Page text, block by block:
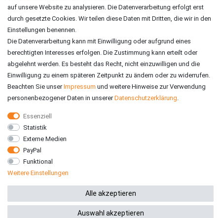
VERSAND
auf unsere Website zu analysieren. Die Datenverarbeitung erfolgt erst
durch gesetzte Cookies. Wir teilen diese Daten mit Dritten, die wir in den
Einstellungen benennen.
Die Datenverarbeitung kann mit Einwilligung oder aufgrund eines
berechtigten Interesses erfolgen. Die Zustimmung kann erteilt oder
abgelehnt werden. Es besteht das Recht, nicht einzuwilligen und die
Einwilligung zu einem späteren Zeitpunkt zu ändern oder zu widerrufen.
Beachten Sie unserImpressum und weitere Hinweise zur Verwendung
personenbezogener Daten in unsererDaten­schutz­erklärung.
Essenziell
Statistik
Externe Medien
PayPal
Funktional
Weitere Einstellungen
Alle akzeptieren
Auswahl akzeptieren